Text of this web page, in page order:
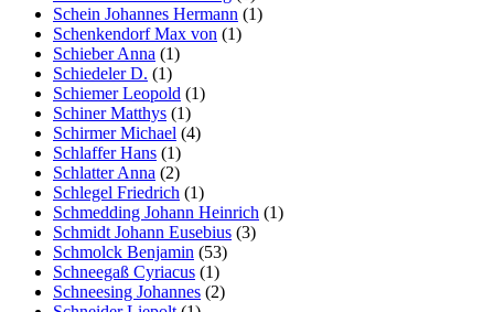
Schein Johannes Hermann (1)
Schenkendorf Max von (1)
Schieber Anna (1)
Schiedeler D. (1)
Schiemer Leopold (1)
Schiner Matthys (1)
Schirmer Michael (4)
Schlaffer Hans (1)
Schlatter Anna (2)
Schlegel Friedrich (1)
Schmedding Johann Heinrich (1)
Schmidt Johann Eusebius (3)
Schmolck Benjamin (53)
Schneegaß Cyriacus (1)
Schneesing Johannes (2)